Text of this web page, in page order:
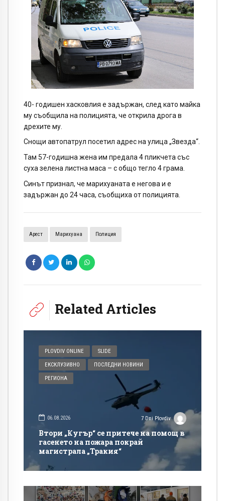
40- годишен хасковлия е задържан, след като майка
му съобщила на полицията, че открила дрога в
дрехите му.
Снощи автопатрул посетил адрес на улица „Звезда“.
Там 57-годишна жена им предала 4 пликчета със
суха зелена листна маса – с общо тегло 4 грама.
Синът признал, че марихуаната е негова и е
задържан до 24 часа, съобщиха от полицията.
Арест Марихуана Полиция
Related Articles
PLOVDIV ONLINE SLIDE
ЕКСКЛУЗИВНО ПОСЛЕДНИ НОВИНИ
РЕГИОНА
06.08.2026 7 Dni Plovdiv
Втори „Кугър“ се притече на помощ в
гасенето на пожара покрай
магистрала „Тракия“